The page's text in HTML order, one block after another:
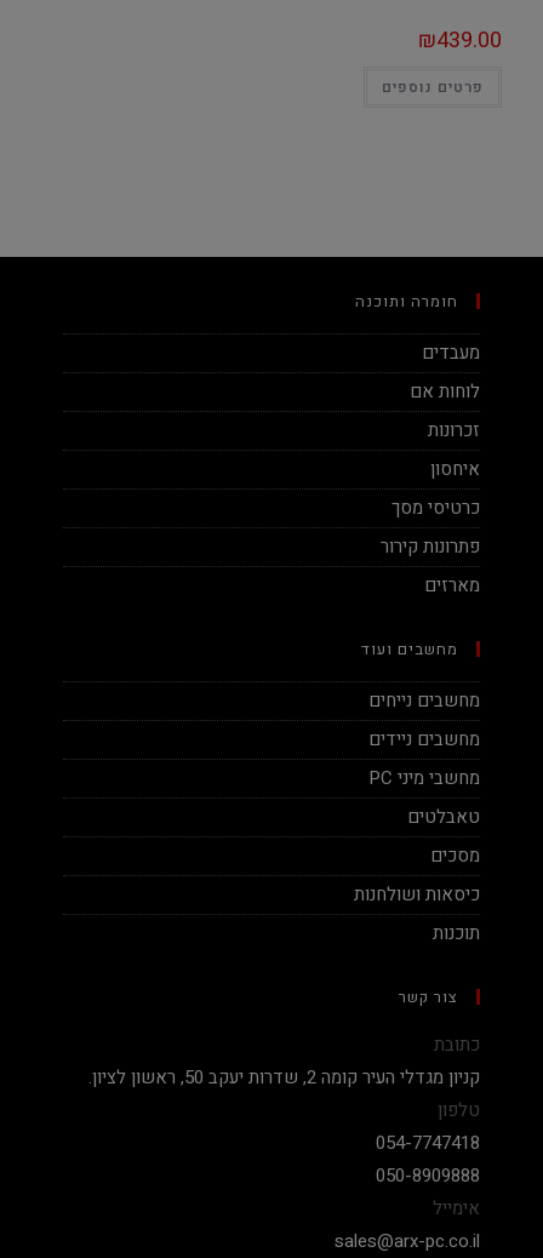
₪439.00
פרטים נוספים
חומרה ותוכנה
מעבדים
לוחות אם
זכרונות
איחסון
כרטיסי מסך
פתרונות קירור
מארזים
מחשבים ועוד
מחשבים נייחים
מחשבים ניידים
מחשבי מיני PC
טאבלטים
מסכים
כיסאות ושולחנות
תוכנות
צור קשר
כתובת
קניון מגדלי העיר קומה 2, שדרות יעקב 50, ראשון לציון.
טלפון
054-7747418
050-8909888
אימייל
sales@arx-pc.co.il